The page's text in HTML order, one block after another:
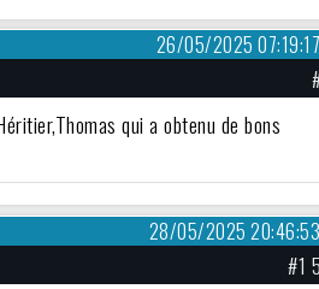
26/05/2025 07:19:17
qui a obtenu de bons
28/05/2025 20:46:53
#1